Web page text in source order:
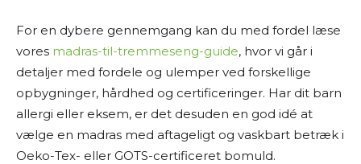
For en dybere gennemgang kan du med fordel læse
vores madras-til-tremmeseng-guide, hvor vi går i
detaljer med fordele og ulemper ved forskellige
opbygninger, hårdhed og certificeringer. Har dit barn
allergi eller eksem, er det desuden en god idé at
vælge en madras med aftageligt og vaskbart betræk i
Oeko-Tex- eller GOTS-certificeret bomuld.